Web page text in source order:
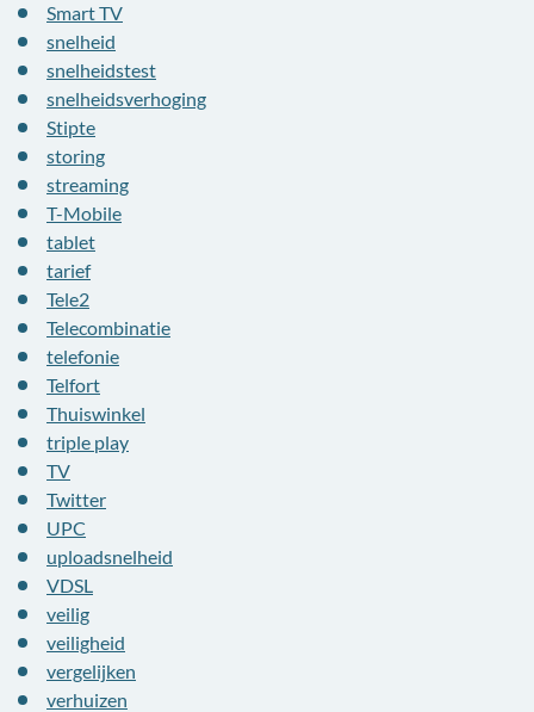
Smart TV
snelheid
snelheidstest
snelheidsverhoging
Stipte
storing
streaming
T-Mobile
tablet
tarief
Tele2
Telecombinatie
telefonie
Telfort
Thuiswinkel
triple play
TV
Twitter
UPC
uploadsnelheid
VDSL
veilig
veiligheid
vergelijken
verhuizen